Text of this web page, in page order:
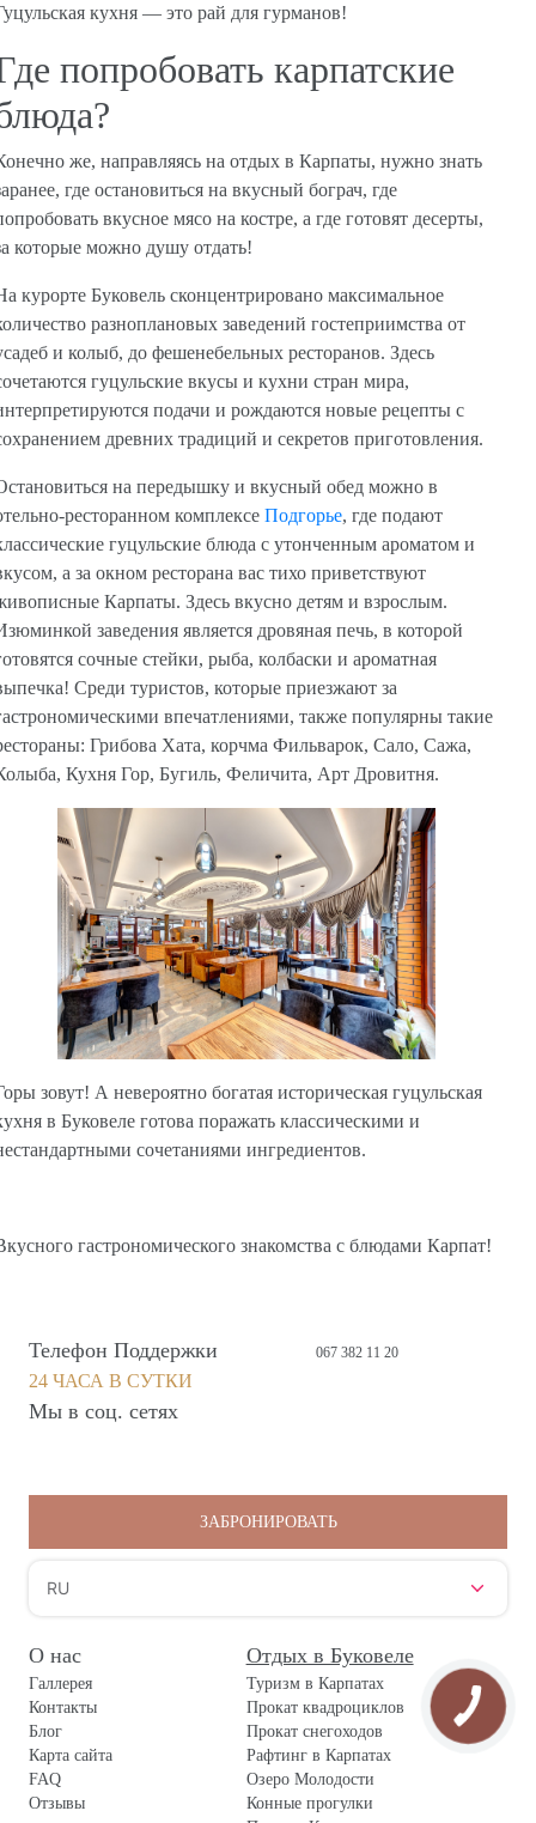
кухня — это рай для гурманов!
попробовать карпатские
же, направляясь на отдых в Карпаты, нужно знать
где остановиться на вкусный бограч, где
вкусное мясо на костре, а где готовят десерты,
которые можно душу отдать!
курорте Буковель сконцентрировано максимальное
разноплановых заведений гостеприимства от
и колыб, до фешенебельных ресторанов. Здесь
гуцульские вкусы и кухни стран мира,
подачи и рождаются новые рецепты с
древних традиций и секретов приготовления.
на передышку и вкусный обед можно в
ресторанном комплексе Подгорье, где подают
гуцульские блюда с утонченным ароматом и
а за окном ресторана вас тихо приветствуют
Карпаты. Здесь вкусно детям и взрослым.
заведения является дровяная печь, в которой
сочные стейки, рыба, колбаски и ароматная
Среди туристов, которые приезжают за
впечатлениями, также популярны такие
Грибова Хата, корчма Фильварок, Сало, Сажа,
Кухня Гор, Бугиль, Феличита, Арт Дровитня.
зовут! А невероятно богатая историческая гуцульская
в Буковеле готова поражать классическими и
сочетаниями ингредиентов.
гастрономического знакомства с блюдами Карпат!
Телефон Поддержки
24 ЧАСА В СУТКИ
067 382 11 20
Мы в соц. сетях
ЗАБРОНИРОВАТЬ
RU
О нас
Галлерея
Контакты
Блог
Карта сайта
FAQ
Отзывы
Отдых в Буковеле
Туризм в Карпатах
Прокат квадроциклов
Прокат снегоходов
Рафтинг в Карпатах
Озеро Молодости
Конные прогулки